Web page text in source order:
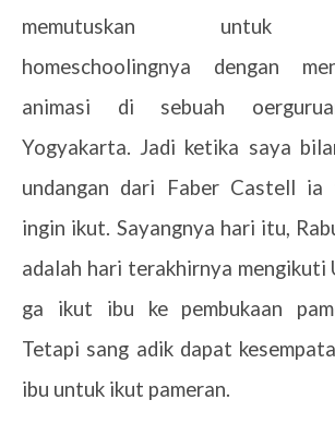
memutuskan untuk
homeschoolingnya dengan
animasi di sebuah
Yogyakarta. Jadi ketika saya
undangan dari Faber Castell ia
ingin ikut. Sayangnya hari itu,
adalah hari terakhirnya mengikuti
ga ikut ibu ke pembukaan
Tetapi sang adik dapat
ibu untuk ikut pameran.